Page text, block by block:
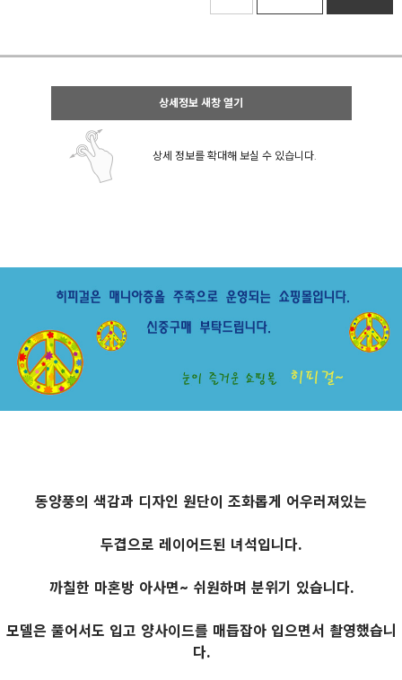
상세정보 새창 열기
상세 정보를 확대해 보실 수 있습니다.
동양풍의 색감과 디자인 원단이 조화롭게 어우러져있는
두겹으로 레이어드된 녀석입니다.
까칠한 마혼방 아사면~ 쉬원하며 분위기 있습니다.
모델은 풀어서도 입고 양사이드를 매듭잡아 입으면서 촬영했습니
다.